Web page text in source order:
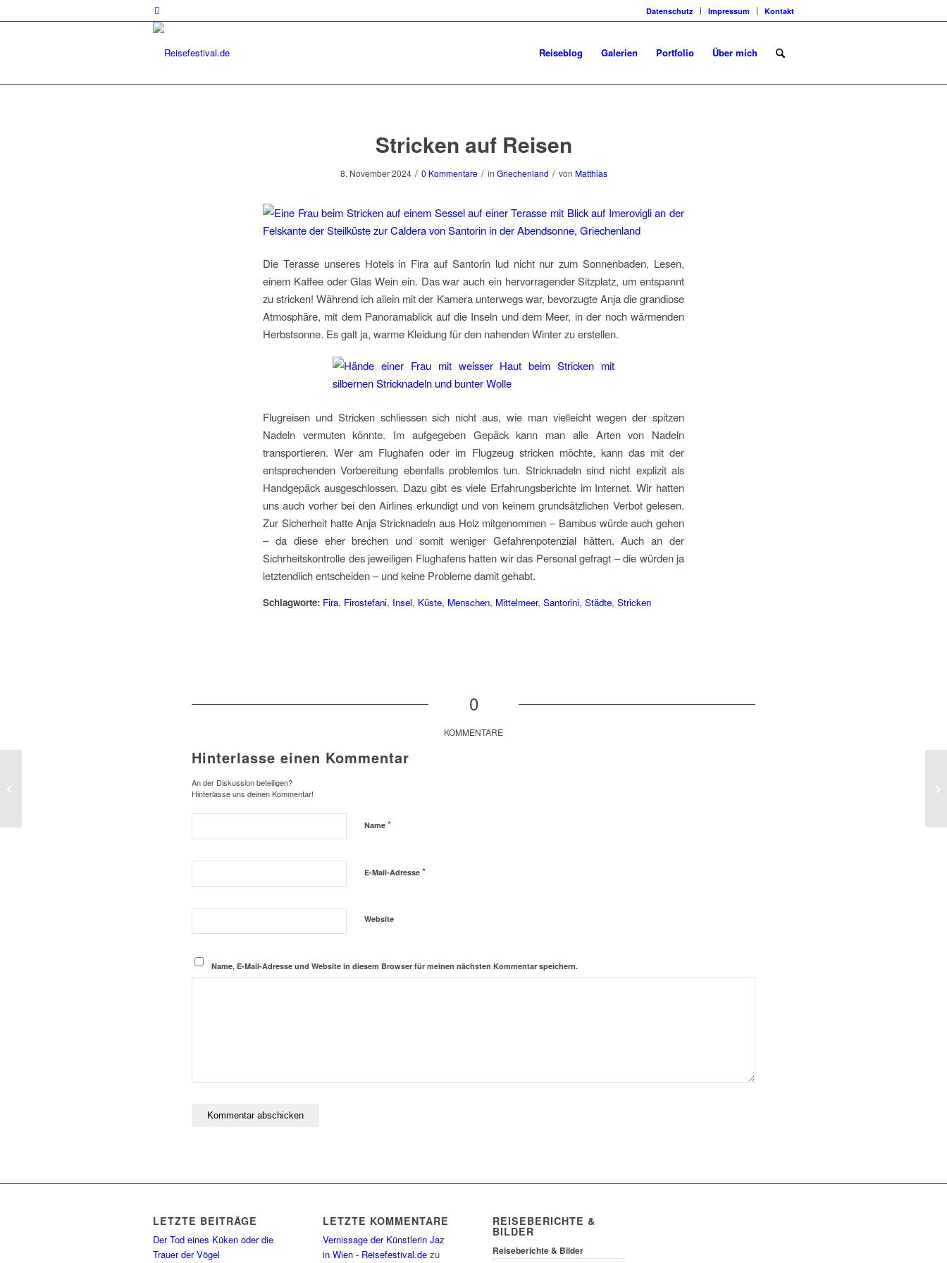
Datenschutz Impressum Kontakt
Reiseblog Galerien Portfolio Über mich
Stricken auf Reisen
8. November 2024 / 0 Kommentare / in Griechenland / von Matthias
Die Terasse unseres Hotels in Fira auf Santorin lud nicht nur zum Sonnenbaden, Lesen,
einem Kaffee oder Glas Wein ein. Das war auch ein hervorragender Sitzplatz, um entspannt
zu stricken! Während ich allein mit der Kamera unterwegs war, bevorzugte Anja die grandiose
Atmosphäre, mit dem Panoramablick auf die Inseln und dem Meer, in der noch wärmenden
Herbstsonne. Es galt ja, warme Kleidung für den nahenden Winter zu erstellen.
Flugreisen und Stricken schliessen sich nicht aus, wie man vielleicht wegen der spitzen
Nadeln vermuten könnte. Im aufgegeben Gepäck kann man alle Arten von Nadeln
transportieren. Wer am Flughafen oder im Flugzeug stricken möchte, kann das mit der
entsprechenden Vorbereitung ebenfalls problemlos tun. Stricknadeln sind nicht explizit als
Handgepäck ausgeschlossen. Dazu gibt es viele Erfahrungsberichte im Internet. Wir hatten
uns auch vorher bei den Airlines erkundigt und von keinem grundsätzlichen Verbot gelesen.
Zur Sicherheit hatte Anja Stricknadeln aus Holz mitgenommen – Bambus würde auch gehen
– da diese eher brechen und somit weniger Gefahrenpotenzial hätten. Auch an der
Sichrheitskontrolle des jeweiligen Flughafens hatten wir das Personal gefragt – die würden ja
letztendlich entscheiden – und keine Probleme damit gehabt.
Schlagworte: Fira, Firostefani, Insel, Küste, Menschen, Mittelmeer, Santorini, Städte, Stricken
0
KOMMENTARE
Hinterlasse einen Kommentar
An der Diskussion beteiligen?
Hinterlasse uns deinen Kommentar!
Name *
E-Mail-Adresse *
Website
Name, E-Mail-Adresse und Website in diesem Browser für meinen nächsten Kommentar speichern.
LETZTE BEITRÄGE
Der Tod eines Küken oder die
Trauer der Vögel
LETZTE KOMMENTARE
Vernissage der Künstlerin Jaz
in Wien - Reisefestival.de zu
REISEBERICHTE &
BILDER
Reiseberichte & Bilder